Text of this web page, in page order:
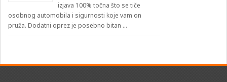
izjava 100% točna što se tiče
osobnog automobila i sigurnosti koje vam on
pruža. Dodatni oprez je posebno bitan …